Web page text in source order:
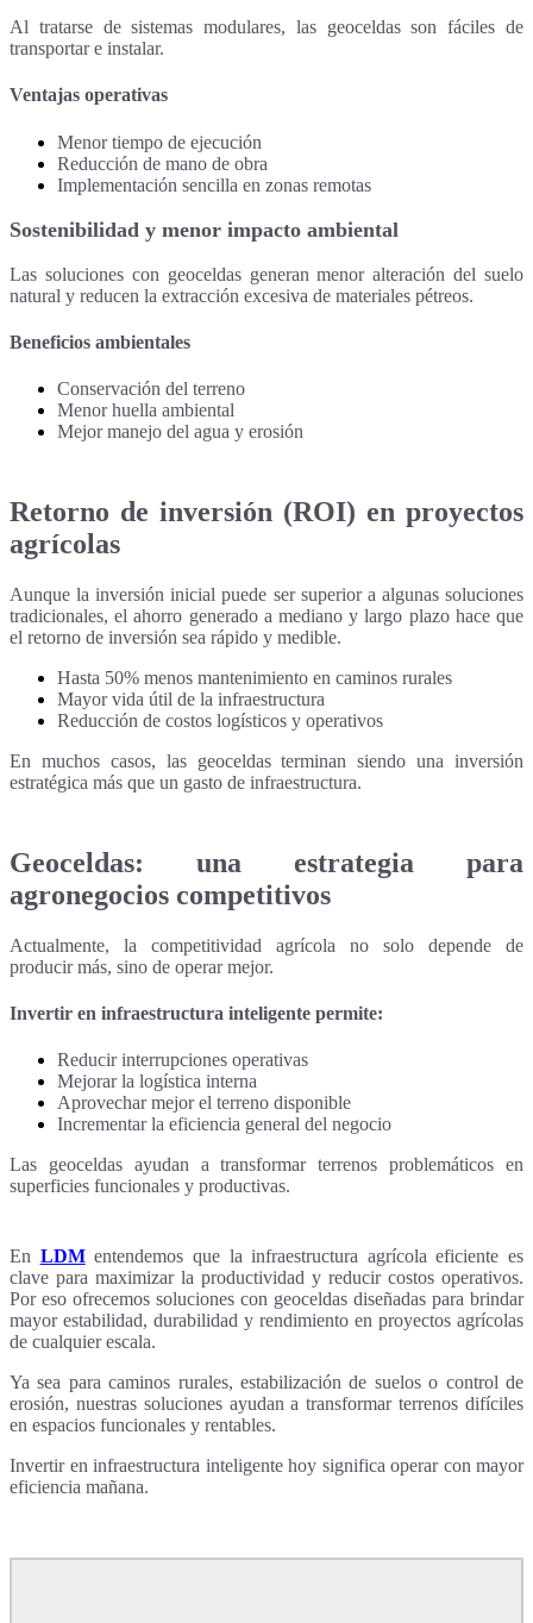
Al tratarse de sistemas modulares, las geoceldas son fáciles de
transportar e instalar.
Ventajas operativas
Menor tiempo de ejecución
Reducción de mano de obra
Implementación sencilla en zonas remotas
Sostenibilidad y menor impacto ambiental
Las soluciones con geoceldas generan menor alteración del suelo
natural y reducen la extracción excesiva de materiales pétreos.
Beneficios ambientales
Conservación del terreno
Menor huella ambiental
Mejor manejo del agua y erosión
Retorno de inversión (ROI) en proyectos
agrícolas
Aunque la inversión inicial puede ser superior a algunas soluciones
tradicionales, el ahorro generado a mediano y largo plazo hace que
el retorno de inversión sea rápido y medible.
Hasta 50% menos mantenimiento en caminos rurales
Mayor vida útil de la infraestructura
Reducción de costos logísticos y operativos
En muchos casos, las geoceldas terminan siendo una inversión
estratégica más que un gasto de infraestructura.
Geoceldas: una estrategia para
agronegocios competitivos
Actualmente, la competitividad agrícola no solo depende de
producir más, sino de operar mejor.
Invertir en infraestructura inteligente permite:
Reducir interrupciones operativas
Mejorar la logística interna
Aprovechar mejor el terreno disponible
Incrementar la eficiencia general del negocio
Las geoceldas ayudan a transformar terrenos problemáticos en
superficies funcionales y productivas.
En LDMentendemos que la infraestructura agrícola eficiente es
clave para maximizar la productividad y reducir costos operativos.
Por eso ofrecemos soluciones con geoceldas diseñadas para brindar
mayor estabilidad, durabilidad y rendimiento en proyectos agrícolas
de cualquier escala.
Ya sea para caminos rurales, estabilización de suelos o control de
erosión, nuestras soluciones ayudan a transformar terrenos difíciles
en espacios funcionales y rentables.
Invertir en infraestructura inteligente hoy significa operar con mayor
eficiencia mañana.